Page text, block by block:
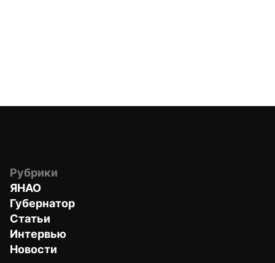
Рубрики
ЯНАО
Губернатор
Статьи
Интервью
Новости